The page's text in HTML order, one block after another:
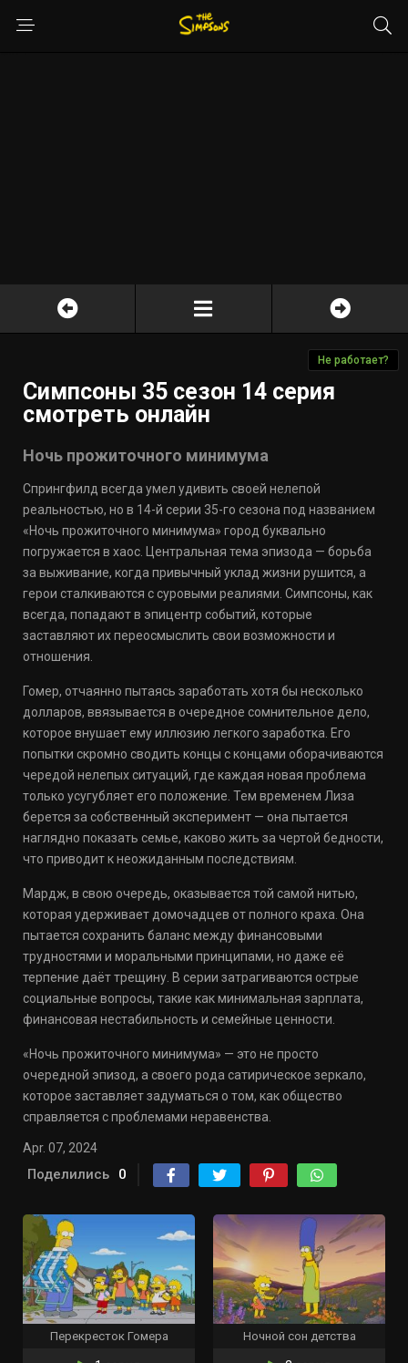
Не работает?
Симпсоны 35 сезон 14 серия
смотреть онлайн
Ночь прожиточного минимума
Спрингфилд всегда умел удивить своей нелепой
реальностью, но в 14-й серии 35-го сезона под названием
«Ночь прожиточного минимума» город буквально
погружается в хаос. Центральная тема эпизода — борьба
за выживание, когда привычный уклад жизни рушится, а
герои сталкиваются с суровыми реалиями. Симпсоны, как
всегда, попадают в эпицентр событий, которые
заставляют их переосмыслить свои возможности и
отношения.
Гомер, отчаянно пытаясь заработать хотя бы несколько
долларов, ввязывается в очередное сомнительное дело,
которое внушает ему иллюзию легкого заработка. Его
попытки скромно сводить концы с концами оборачиваются
чередой нелепых ситуаций, где каждая новая проблема
только усугубляет его положение. Тем временем Лиза
берется за собственный эксперимент — она пытается
наглядно показать семье, каково жить за чертой бедности,
что приводит к неожиданным последствиям.
Мардж, в свою очередь, оказывается той самой нитью,
которая удерживает домочадцев от полного краха. Она
пытается сохранить баланс между финансовыми
трудностями и моральными принципами, но даже её
терпение даёт трещину. В серии затрагиваются острые
социальные вопросы, такие как минимальная зарплата,
финансовая нестабильность и семейные ценности.
«Ночь прожиточного минимума» — это не просто
очередной эпизод, а своего рода сатирическое зеркало,
которое заставляет задуматься о том, как общество
справляется с проблемами неравенства.
Apr. 07, 2024
Поделились 0
Перекресток Гомера Ночной сон детства